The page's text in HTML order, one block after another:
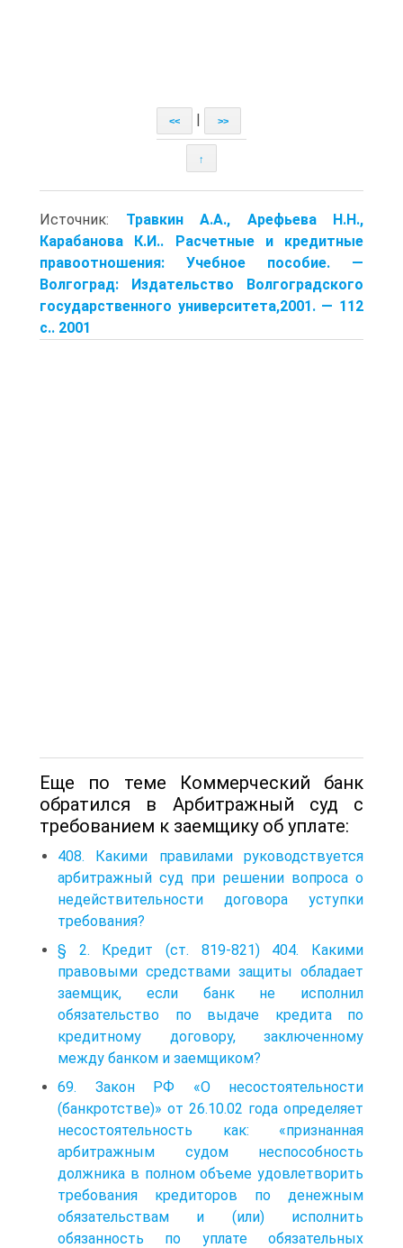
<< >>
↑
Источник: Травкин А.А., Арефьева Н.Н.,
Карабанова К.И.. Расчетные и кредитные
правоотношения: Учебное пособие. —
Волгоград: Издательство Волгоградского
государственного университета,2001. — 112
с.. 2001
Еще по теме Коммерческий банк
обратился в Арбитражный суд с
требованием к заемщику об уплате:
408. Какими правилами руководствуется
арбитражный суд при решении вопроса о
недействительности договора уступки
требования?
§ 2. Кредит (ст. 819-821) 404. Какими
правовыми средствами защиты обладает
заемщик, если банк не исполнил
обязательство по выдаче кредита по
кредитному договору, заключенному
между банком и заемщиком?
69. Закон РФ «О несостоятельности
(банкротстве)» от 26.10.02 года определяет
несостоятельность как: «признанная
арбитражным судом неспособность
должника в полном объеме удовлетворить
требования кредиторов по денежным
обязательствам и (или) исполнить
обязанность по уплате обязательных